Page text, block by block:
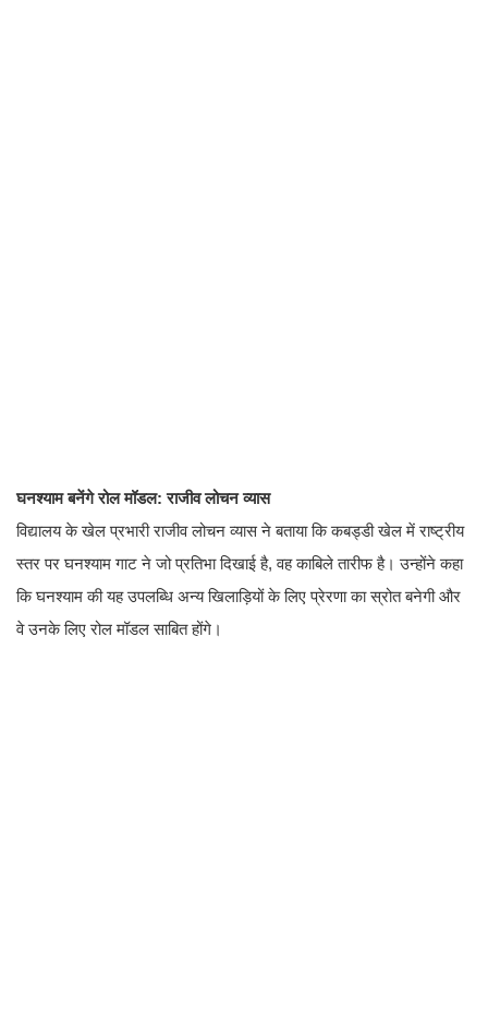
घनश्याम बनेंगे रोल मॉडल: राजीव लोचन व्यास
विद्यालय के खेल प्रभारी राजीव लोचन व्यास ने बताया कि कबड्डी खेल में राष्ट्रीय
स्तर पर घनश्याम गाट ने जो प्रतिभा दिखाई है, वह काबिले तारीफ है। उन्होंने कहा
कि घनश्याम की यह उपलब्धि अन्य खिलाड़ियों के लिए प्रेरणा का स्रोत बनेगी और
वे उनके लिए रोल मॉडल साबित होंगे।